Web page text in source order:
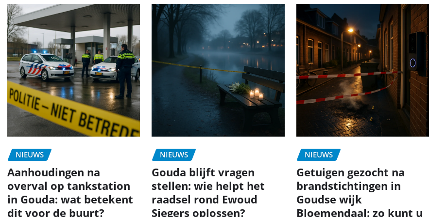
NIEUWS
Aanhoudingen na
overval op tankstation
in Gouda: wat betekent
dit voor de buurt?
NIEUWS
Gouda blijft vragen
stellen: wie helpt het
raadsel rond Ewoud
Siegers oplossen?
NIEUWS
Getuigen gezocht na
brandstichtingen in
Goudse wijk
Bloemendaal: zo kunt u